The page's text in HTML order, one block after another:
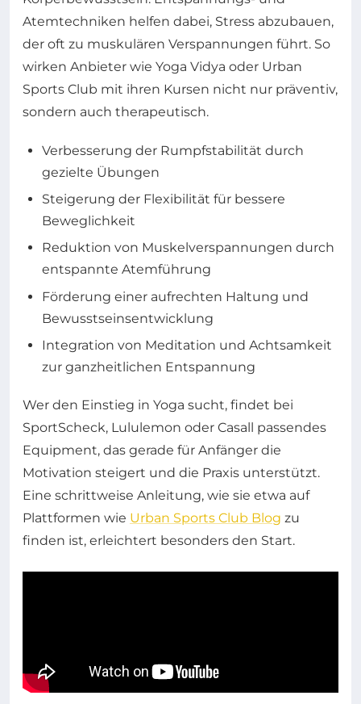
Atemtechniken helfen dabei, Stress abzubauen,
der oft zu muskulären Verspannungen führt. So
wirken Anbieter wie Yoga Vidya oder Urban
Sports Club mit ihren Kursen nicht nur präventiv,
sondern auch therapeutisch.
Verbesserung der Rumpfstabilität durch
gezielte Übungen
Steigerung der Flexibilität für bessere
Beweglichkeit
Reduktion von Muskelverspannungen durch
entspannte Atemführung
Förderung einer aufrechten Haltung und
Bewusstseinsentwicklung
Integration von Meditation und Achtsamkeit
zur ganzheitlichen Entspannung
Wer den Einstieg in Yoga sucht, findet bei
SportScheck, Lululemon oder Casall passendes
Equipment, das gerade für Anfänger die
Motivation steigert und die Praxis unterstützt.
Eine schrittweise Anleitung, wie sie etwa auf
Plattformen wie Urban Sports Club Blog zu
finden ist, erleichtert besonders den Start.